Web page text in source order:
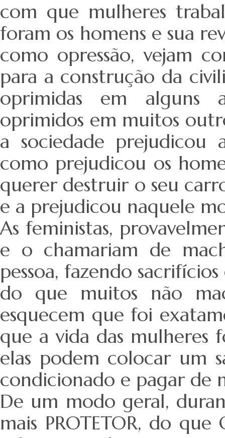
com que mulheres
foram os homens e sua
como opressão, vejam
para a construção da
oprimidas em alguns
oprimidos em muitos
a sociedade prejudicou
como prejudicou os
querer destruir o seu
e a prejudicou naquele
As feministas,
e o chamariam de
pessoa, fazendo
do que muitos não
esquecem que foi
que a vida das mulheres
elas podem colocar um
condicionado e pagar de
De um modo geral,
mais PROTETOR, do que